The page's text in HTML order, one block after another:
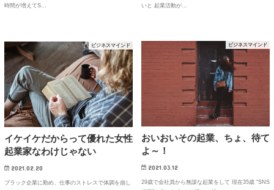
いと 起業活動が…
時間が増えてS…
ビジネスマインド
おいおいその起業、ちょ、待て
よ～！
2021.03.12
29歳で会社員から無謀な起業をして 現在35歳 “SNS
ビジネスマインド
イケイケだからって優れた女性
起業家なわけじゃない
2021.02.20
ブラック企業に勤め、仕事のストレスで体調を崩し